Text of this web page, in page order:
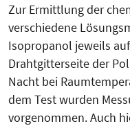
Zur Ermittlung der
verschiedene
Isopropanol jeweils
Drahtgitterseite der
Nacht bei
dem Test wurden
vorgenommen. Auch